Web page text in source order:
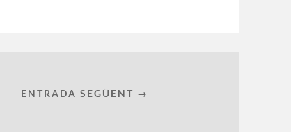
ENTRADA SEGÜENT →